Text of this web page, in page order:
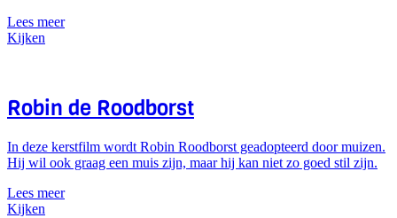
Lees meer
Kijken
Robin de Roodborst
In deze kerstfilm wordt Robin Roodborst geadopteerd door muizen.
Hij wil ook graag een muis zijn, maar hij kan niet zo goed stil zijn.
Lees meer
Kijken